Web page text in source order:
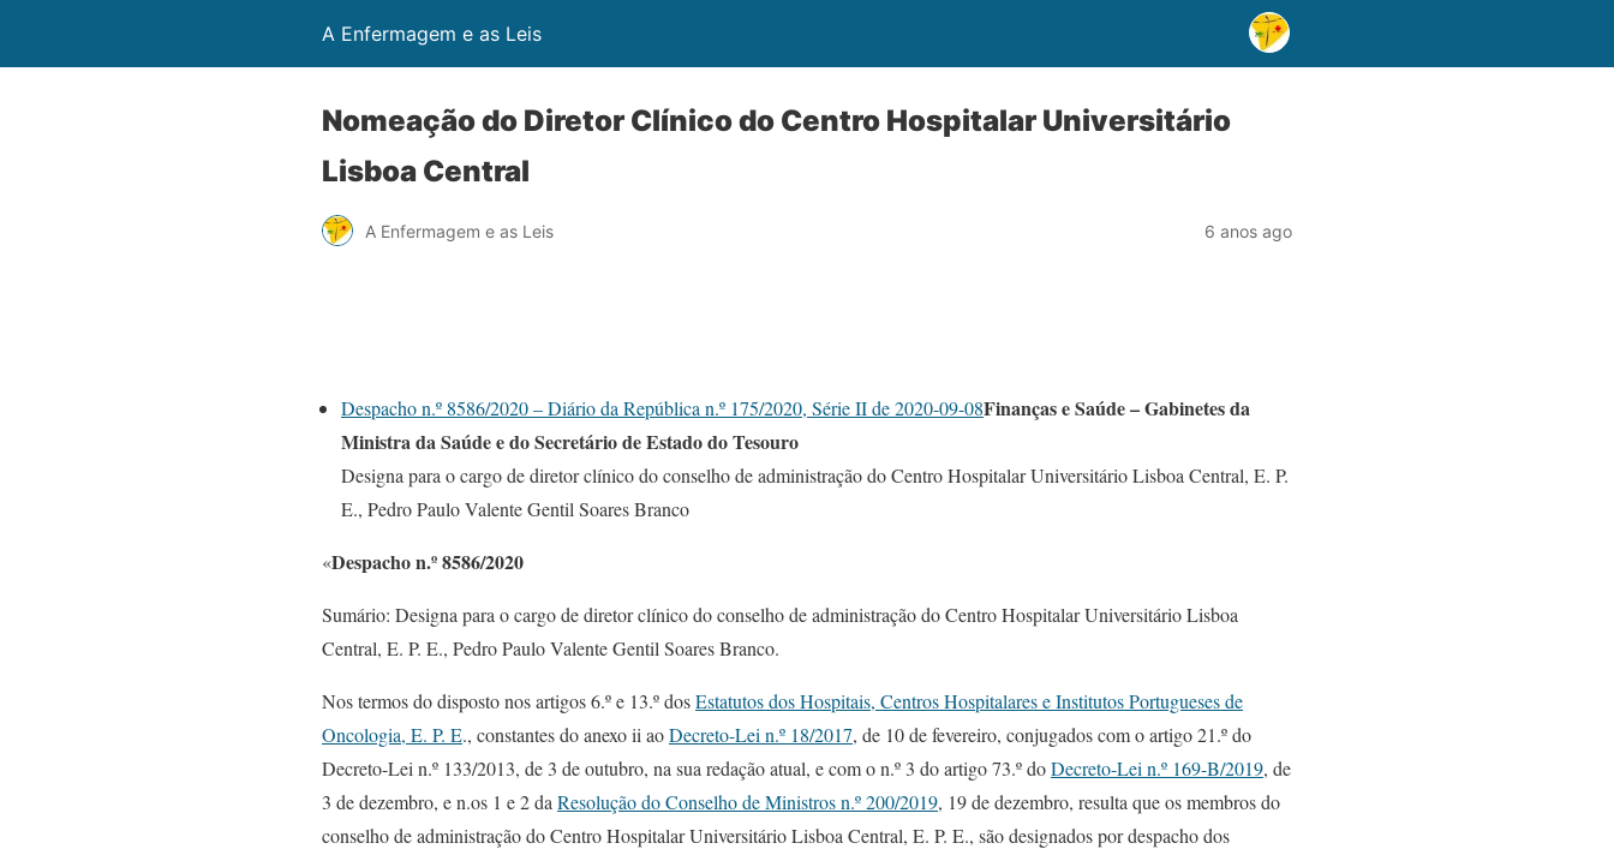
A Enfermagem e as Leis
Nomeação do Diretor Clínico do Centro Hospitalar Universitário
Lisboa Central
A Enfermagem e as Leis 6 anos ago
Despacho n.º 8586/2020 – Diário da República n.º 175/2020, Série II de 2020-09-08Finanças e Saúde – Gabinetes da
Ministra da Saúde e do Secretário de Estado do Tesouro
Designa para o cargo de diretor clínico do conselho de administração do Centro Hospitalar Universitário Lisboa Central, E. P.
E., Pedro Paulo Valente Gentil Soares Branco
«Despacho n.º 8586/2020
Sumário: Designa para o cargo de diretor clínico do conselho de administração do Centro Hospitalar Universitário Lisboa
Central, E. P. E., Pedro Paulo Valente Gentil Soares Branco.
Nos termos do disposto nos artigos 6.º e 13.º dosEstatutos dos Hospitais, Centros Hospitalares e Institutos Portugueses de
Oncologia, E. P. E., constantes do anexo ii aoDecreto-Lei n.º 18/2017, de 10 de fevereiro, conjugados com o artigo 21.º do
Decreto-Lei n.º 133/2013, de 3 de outubro, na sua redação atual, e com o n.º 3 do artigo 73.º doDecreto-Lei n.º 169-B/2019, de
3 de dezembro, e n.os 1 e 2 da Resolução do Conselho de Ministros n.º 200/2019, 19 de dezembro, resulta que os membros do
conselho de administração do Centro Hospitalar Universitário Lisboa Central, E. P. E., são designados por despacho dos